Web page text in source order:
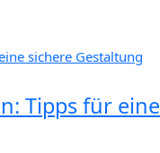
Tipps für eine